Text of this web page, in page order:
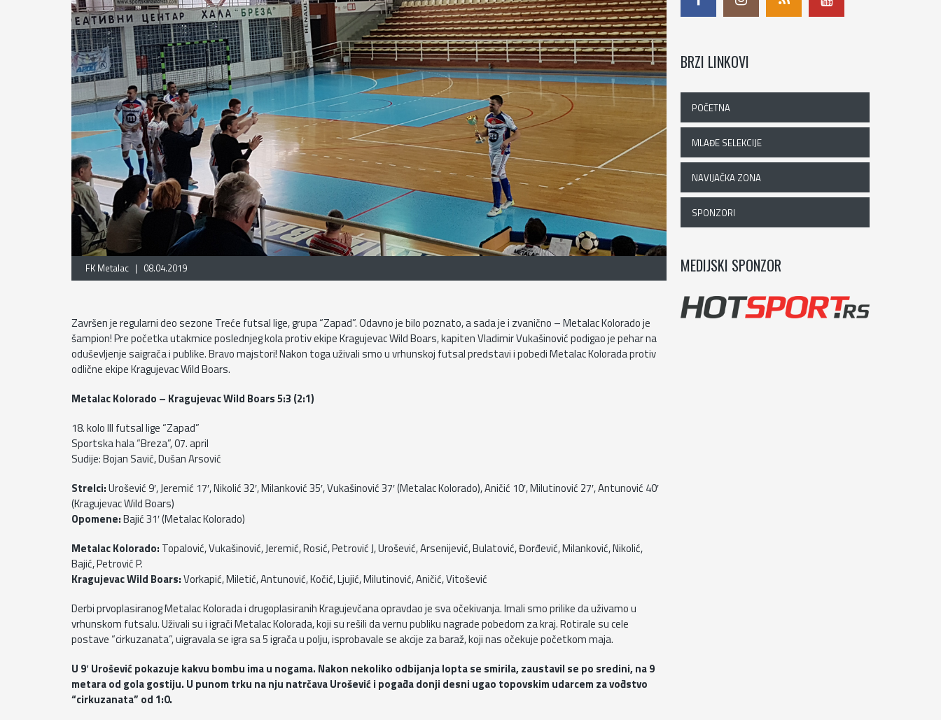
FK Metalac | 08.04.2019
Završen je regularni deo sezone Treće futsal lige, grupa “Zapad”. Odavno je bilo poznato, a sada je i zvanično – Metalac Kolorado je
šampion! Pre početka utakmice poslednjeg kola protiv ekipe Kragujevac Wild Boars, kapiten Vladimir Vukašinović podigao je pehar na
oduševljenje saigrača i publike. Bravo majstori! Nakon toga uživali smo u vrhunskoj futsal predstavi i pobedi Metalac Kolorada protiv
odlične ekipe Kragujevac Wild Boars.
Metalac Kolorado – Kragujevac Wild Boars 5:3 (2:1)
18. kolo III futsal lige “Zapad”
Sportska hala “Breza”, 07. april
Sudije: Bojan Savić, Dušan Arsović
Strelci:Urošević 9′, Jeremić 17′, Nikolić 32′, Milanković 35′, Vukašinović 37′ (Metalac Kolorado), Aničić 10′, Milutinović 27′, Antunović 40′
(Kragujevac Wild Boars)
Opomene:Bajić 31′ (Metalac Kolorado)
Metalac Kolorado: Topalović, Vukašinović, Jeremić, Rosić, Petrović J, Urošević, Arsenijević, Bulatović, Đorđević, Milanković, Nikolić,
Bajić, Petrović P.
Kragujevac Wild Boars:Vorkapić, Miletić, Antunović, Kočić, Ljujić, Milutinović, Aničić, Vitošević
Derbi prvoplasiranog Metalac Kolorada i drugoplasiranih Kragujevčana opravdao je sva očekivanja. Imali smo prilike da uživamo u
vrhunskom futsalu. Uživali su i igrači Metalac Kolorada, koji su rešili da vernu publiku nagrade pobedom za kraj. Rotirale su cele
postave “cirkuzanata”, uigravala se igra sa 5 igrača u polju, isprobavale se akcije za baraž, koji nas očekuje početkom maja.
U 9′ Urošević pokazuje kakvu bombu ima u nogama. Nakon nekoliko odbijanja lopta se smirila, zaustavil se po sredini, na 9
metara od gola gostiju. U punom trku na nju natrčava Urošević i pogađa donji desni ugao topovskim udarcem za vođstvo
“cirkuzanata” od 1:0.
BRZI LINKOVI
POČETNA
MLAĐE SELEKCIJE
NAVIJAČKA ZONA
SPONZORI
MEDIJSKI SPONZOR